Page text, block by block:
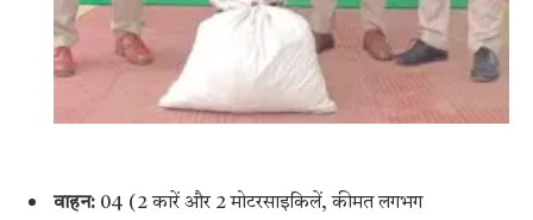
वाहन: 04 (2 कारें और 2 मोटरसाइकिलें, कीमत लगभग